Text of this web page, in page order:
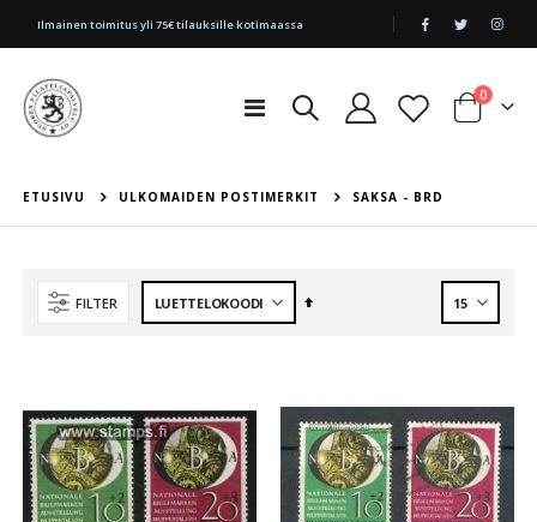
|
Ilmainen toimitus yli 75€ tilauksille kotimaassa
Toggle
Cart
0tuotetta
ETUSIVU ULKOMAIDEN POSTIMERKIT SAKSA - BRD
FILTER
Aseta